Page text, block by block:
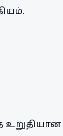
உறுதியான